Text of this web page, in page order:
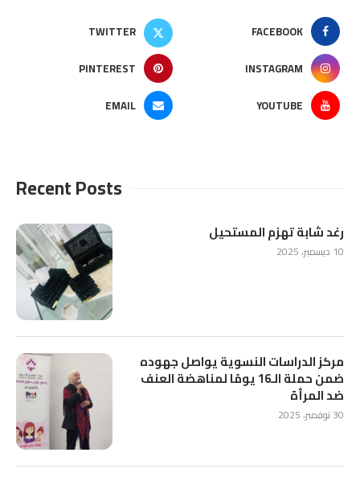
FACEBOOK
TWITTER
INSTAGRAM
PINTEREST
YOUTUBE
EMAIL
Recent Posts
رغد شابة تهزم المستحيل
10 ديسمبر، 2025
مركز الدراسات النسوية يواصل جهوده
ضمن حملة الـ16 يومًا لمناهضة العنف
ضد المرأة
30 نوفمبر، 2025